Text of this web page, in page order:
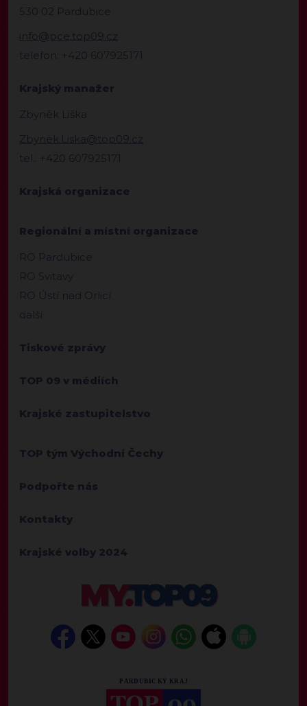
530 02 Pardubice
info@pce.top09.cz
telefon: +420 607925171
Krajský manažer
Zbyněk Liška
Zbynek.Liska@top09.cz
tel.: +420 607925171
Krajská organizace
Regionální a místní organizace
RO Pardubice
RO Svitavy
RO Ústí nad Orlicí
další
Tiskové zprávy
TOP 09 v médiích
Krajské zastupitelstvo
TOP tým Východní Čechy
Podpořte nás
Kontakty
Krajské volby 2024